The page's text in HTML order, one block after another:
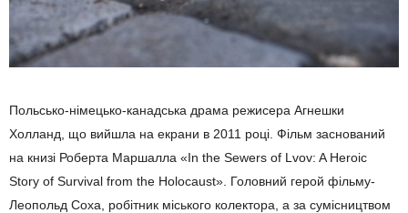
Польсько-німецько-канадська драма режисера Агнешки
Холланд, що вийшла на екрани в 2011 році. Фільм заснований
на книзі Роберта Маршалла «In the Sewers of Lvov: A Heroic
Story of Survival from the Holocaust». Головний герой фільму-
Леопольд Соха, робітник міського колектора, а за сумісництвом